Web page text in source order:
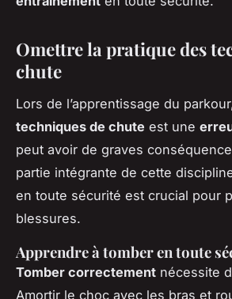
Omettre la pratique des
chute
Lors de l’apprentissage du
techniques de chute est une
peut avoir de graves
partie intégrante de cette
en toute sécurité est crucial pour
blessures.
Apprendre à tomber en toute
Tomber correctement nécessite
Amortir le choc avec les bras et